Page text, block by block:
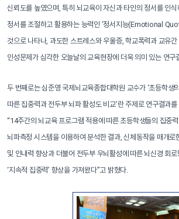
신뢰도를 높였으며, 특히 뇌교육이 자신과 타인의 정서를 인
정서를 조절하고 활용하는 능력인 ‘정서지능(Emotional
것으로 나타나, 과도한 스트레스와 우울증, 학교폭력과 교유
인성문제가 심각한 오늘날의 교육현장에 더욱 의미 있는 연구
두 번째로는 심준영 국제뇌교육종합대학원 교수가 ‘초등학생
따른 집중력과 전두부 뇌파 활성도 비교’란 주제로 연구결과
“14주간의 뇌교육 프로그램 적용에 따른 초등학생들의 집중
뇌파측정 시스템을 이용하여 분석한 결과, 신체동작을 매개로
및 인내력 향상과 더불어 전두부 우뇌활성에 따른 뇌신경 회
‘지속적 집중력’ 향상을 가져왔다”고 밝혔다.